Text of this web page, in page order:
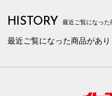
HISTORY 最近ご覧になった
最近ご覧になった商品があり